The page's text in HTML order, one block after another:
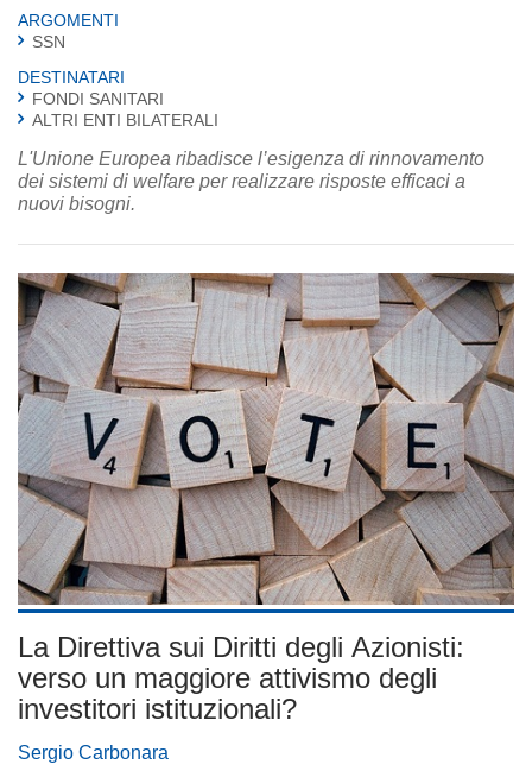
ARGOMENTI
SSN
DESTINATARI
FONDI SANITARI
ALTRI ENTI BILATERALI
L'Unione Europea ribadisce l’esigenza di rinnovamento
dei sistemi di welfare per realizzare risposte efficaci a
nuovi bisogni.
La Direttiva sui Diritti degli Azionisti:
verso un maggiore attivismo degli
investitori istituzionali?
Sergio Carbonara